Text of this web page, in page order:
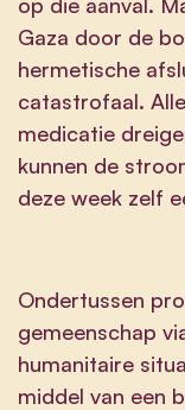
Gaza door de
hermetische
catastrofaal.
medicatie
kunnen de
deze week zelf
Ondertussen
gemeenschap
humanitaire
middel van een